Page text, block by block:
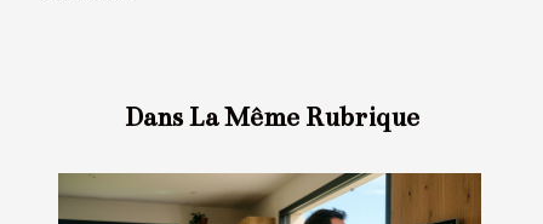
Dans La Même Rubrique